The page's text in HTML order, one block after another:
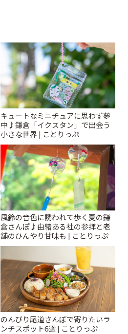
キュートなミニチュアに思わず夢
中♪鎌倉「イクスタン」で出会う
小さな世界 | ことりっぷ
風鈴の音色に誘われて歩く夏の鎌
倉さんぽ♪由緒ある社の参拝と老
舗のひんやり甘味も | ことりっぷ
のんびり尾道さんぽで寄りたいラ
ンチスポット6選 | ことりっぷ